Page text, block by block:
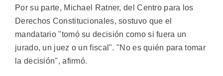
Por su parte, Michael Ratner, del Centro para los
Derechos Constitucionales, sostuvo que el
mandatario "tomó su decisión como si fuera un
jurado, un juez o un fiscal". "No es quién para tomar
la decisión", afirmó.